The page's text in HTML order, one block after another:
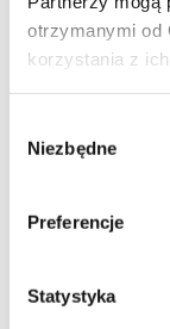
otrzymanymi od
korzystania z ich
zgody
Niezbędne
Preferencje
Statystyka
Zobacz